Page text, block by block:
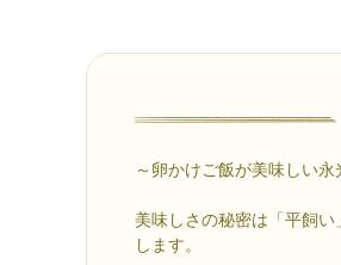
～卵かけご飯が美味しい永
美味しさの秘密は「平飼
します。